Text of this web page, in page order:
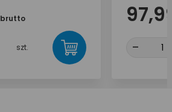
brutto
szt. -